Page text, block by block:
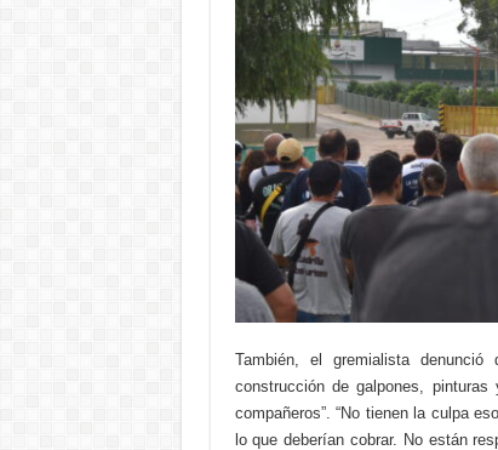
También, el gremialista
construcción de galpones,
compañeros”. “No tienen la culpa
lo que deberían cobrar. No están